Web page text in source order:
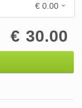
€ 0.00
30.00
€